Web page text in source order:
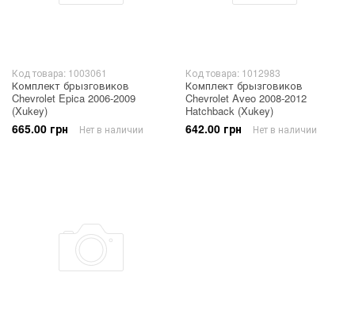
Код товара: 1003061
Комплект брызговиков
Chevrolet Epica 2006-2009
(Xukey)
665.00 грн Нет в наличии
Код товара: 1012983
Комплект брызговиков
Chevrolet Aveo 2008-2012
Hatchback (Xukey)
642.00 грн Нет в наличии